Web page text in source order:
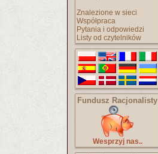
Znalezione w sieci
Współpraca
Pytania i odpowiedzi
Listy od czytelników
Fundusz Racjonalisty
Wesprzyj nas..